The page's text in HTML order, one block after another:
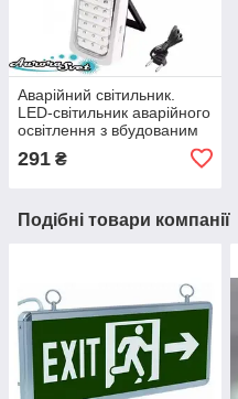
Аварійний світильник.
LED-світильник аварійного
освітлення з вбудованим
291 ₴
Подібні товари компанії